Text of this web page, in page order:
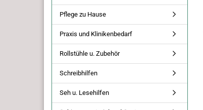
Pflege zu Hause
Praxis und Klinikenbedarf
Rollstühle u. Zubehör
Schreibhilfen
Seh u. Lesehilfen